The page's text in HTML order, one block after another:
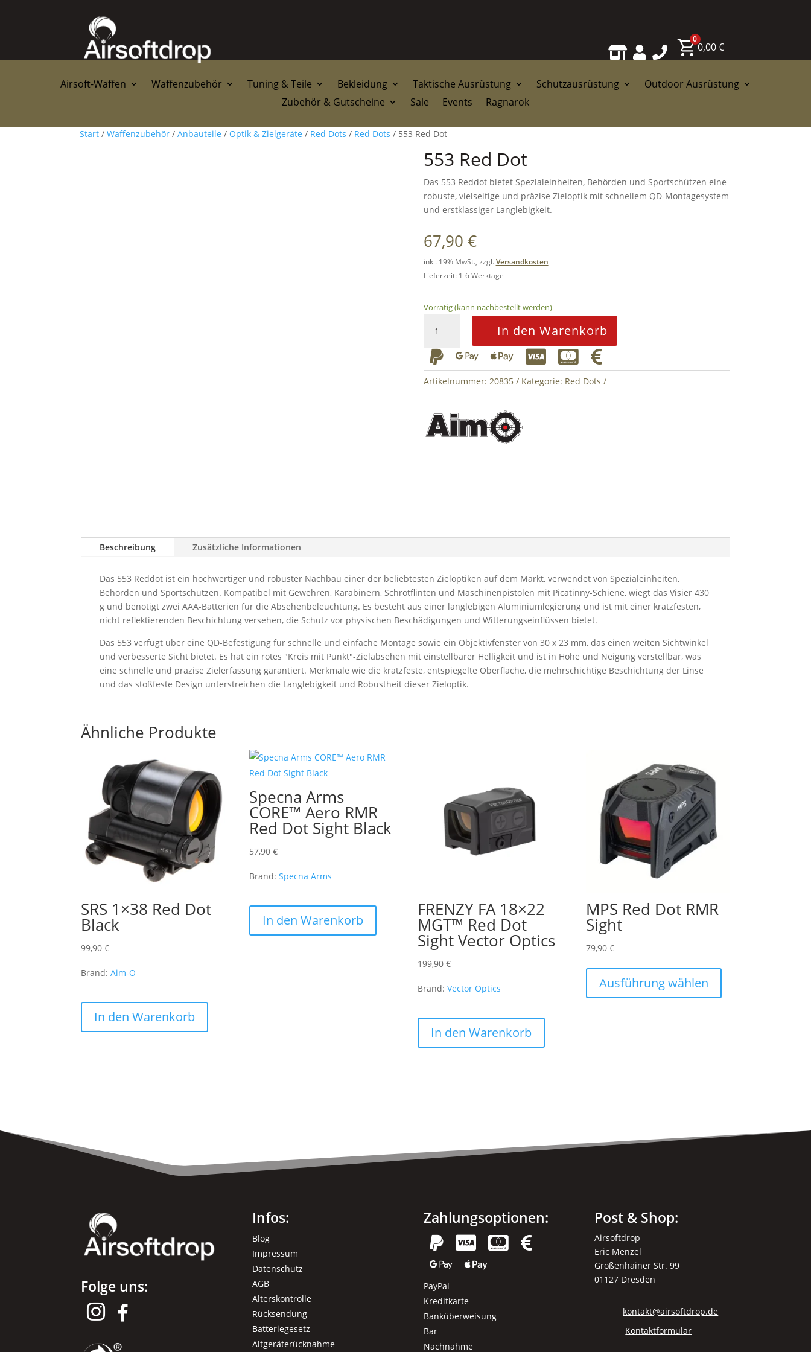
  
0
0,00€
Airsoft-Waffen Waffenzubehör Tuning & Teile Bekleidung Taktische Ausrüstung Schutzausrüstung
Outdoor Ausrüstung
Zubehör & Gutscheine
Sale Events Ragnarok
Start / Waffenzubehör / Anbauteile / Optik & Zielgeräte / Red Dots / Red Dots / 553 Red Dot
553 Red Dot
Das 553 Reddot bietet Spezialeinheiten, Behörden und Sportschützen eine
robuste, vielseitige und präzise Zieloptik mit schnellem QD-Montagesystem
und erstklassiger Langlebigkeit.
67,90 €
inkl. 19% MwSt., zzgl.Versandkosten
Lieferzeit: 1-6 Werktage
Vorrätig (kann nachbestellt werden)
Red
Dot
Menge
In den Warenkorb
     
Artikelnummer: 20835 Kategorie: Red Dots
Beschreibung Zusätzliche Informationen
Das 553 Reddot ist ein hochwertiger und robuster Nachbau einer der beliebtesten Zieloptiken auf dem Markt, verwendet von Spezialeinheiten,
Behörden und Sportschützen. Kompatibel mit Gewehren, Karabinern, Schrotflinten und Maschinenpistolen mit Picatinny-Schiene, wiegt das Visier 430
g und benötigt zwei AAA-Batterien für die Absehenbeleuchtung. Es besteht aus einer langlebigen Aluminiumlegierung und ist mit einer kratzfesten,
nicht reflektierenden Beschichtung versehen, die Schutz vor physischen Beschädigungen und Witterungseinflüssen bietet.
Das 553 verfügt über eine QD-Befestigung für schnelle und einfache Montage sowie ein Objektivfenster von 30 x 23 mm, das einen weiten Sichtwinkel
und verbesserte Sicht bietet. Es hat ein rotes "Kreis mit Punkt"-Zielabsehen mit einstellbarer Helligkeit und ist in Höhe und Neigung verstellbar, was
eine schnelle und präzise Zielerfassung garantiert. Merkmale wie die kratzfeste, entspiegelte Oberfläche, die mehrschichtige Beschichtung der Linse
und das stoßfeste Design unterstreichen die Langlebigkeit und Robustheit dieser Zieloptik.
Ähnliche Produkte
SRS 1×38 Red Dot
Black
99,90€
Brand:Aim-O
In den Warenkorb
Specna Arms
CORE™ Aero RMR
Red Dot Sight Black
57,90€
Brand:Specna Arms
In den Warenkorb
FRENZY FA 18×22
MGT™ Red Dot
Sight Vector Optics
199,90€
Brand:Vector Optics
In den Warenkorb
MPS Red Dot RMR
Sight
79,90€
Ausführung wählen
weist
Produktseite
Folge uns:
 
Infos:
Blog
Impressum
Datenschutz
AGB
Alterskontrolle
Rücksendung
Batteriegesetz
Altgeräterücknahme
Zahlungsoptionen:
  



PayPal
Kreditkarte
Banküberweisung
Bar
Nachnahme
Post & Shop:
Airsoftdrop
Eric Menzel
Großenhainer Str. 99
01127 Dresden
kontakt@airsoftdrop.de
Kontaktformular